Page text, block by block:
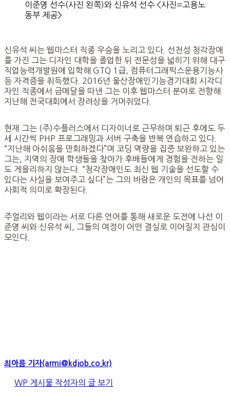
이준영 선수(사진 왼쪽)와 신유석 선수 <사진=고용노
동부 제공>
신유석 씨는 웹마스터 직종 우승을 노리고 있다. 선천성 청각장애
를 가진 그는 디자인 대학을 졸업한 뒤 전문성을 넓히기 위해 대구
직업능력개발원에 입학해 GTQ 1급, 컴퓨터그래픽스운용기능사
등 자격증을 취득했다. 2016년 울산장애인기능경기대회 시각디
자인 직종에서 금메달을 따낸 그는 이후 웹마스터 분야로 전향해
지난해 전국대회에서 장려상을 거머쥐었다.
현재 그는 (주)수플러스에서 디자이너로 근무하며 퇴근 후에도 두
세 시간씩 PHP 프로그래밍과 서버 구축을 반복 연습하고 있다.
“지난해 아쉬움을 만회하겠다”며 코딩 역량을 집중 보완하고 있는
그는, 지역의 장애 학생들을 찾아가 후배들에게 경험을 전하는 일
도 게을리하지 않는다. “청각장애인도 최신 웹 기술을 선도할 수
있다는 사실을 보여주고 싶다”는 그의 바람은 개인의 목표를 넘어
사회적 의미로 확장된다.
주얼리와 웹이라는 서로 다른 언어를 통해 새로운 도전에 나선 이
준영 씨와 신유석 씨, 그들의 여정이 어떤 결실로 이어질지 관심이
모인다.
최아름 기자(armi@kdjob.co.kr)
WP 게시물 작성자의 글 보기